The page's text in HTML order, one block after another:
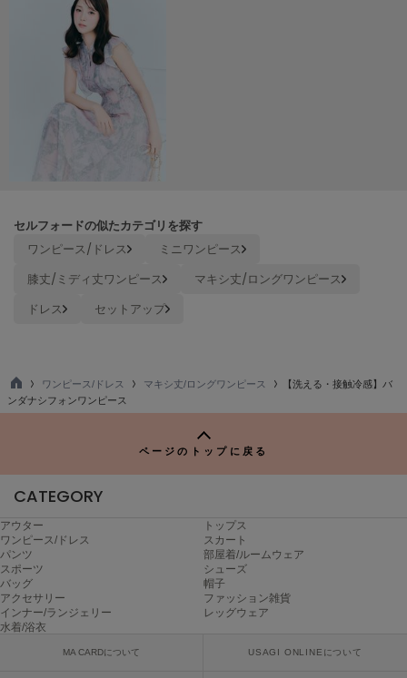
NEW Balance
ニューバランス
ナウンス
ヌル
Onitsuka Tiger
オニツカ タイガー
ORR
オル
PATRICK
パトリック
フィリーチョコレート
セルフォードの似たカテゴリを探す
ワンピース/ドレス
ミニワンピース
膝丈/ミディ丈ワンピース
マキシ丈/ロングワンピース
ドレス
セットアップ
TO
P
ワンピース/ドレス マキシ丈/ロングワンピース
【洗える・接触冷感】バ
ンダナシフォンワンピース
ページのトップに戻る
CATEGORY
アウター
トップス
ワンピース/ドレス
スカート
パンツ
部屋着/ルームウェア
スポーツ
シューズ
バッグ
帽子
アクセサリー
ファッション雑貨
インナー/ランジェリー
レッグウェア
水着/浴衣
MA CARDについて USAGI ONLINEについて